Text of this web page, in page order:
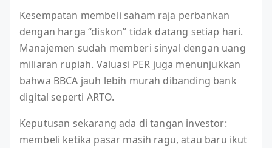
Kesempatan membeli saham raja perbankan
dengan harga “diskon” tidak datang setiap hari.
Manajemen sudah memberi sinyal dengan uang
miliaran rupiah. Valuasi PER juga menunjukkan
bahwa BBCA jauh lebih murah dibanding bank
digital seperti ARTO.
Keputusan sekarang ada di tangan investor:
membeli ketika pasar masih ragu, atau baru ikut